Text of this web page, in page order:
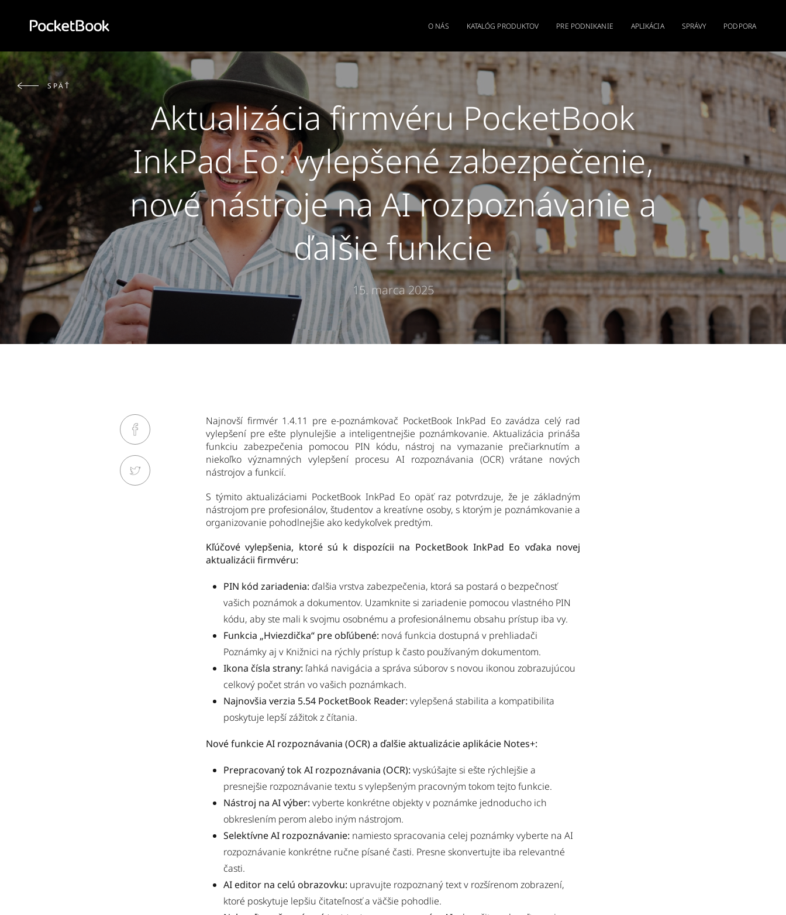
HD
O NÁS KATALÓG PRODUKTOV PRE PODNIKANIE APLIKÁCIA SPRÁVY PODPORA
Aktualizácia firmvéru PocketBook
InkPad Eo: vylepšené zabezpečenie,
nové nástroje na AI rozpoznávanie a
ďalšie funkcie
15. marca 2025
SPÄŤ
Najnovší firmvér 1.4.11 pre e-poznámkovač PocketBook InkPad Eo zavádza celý rad
vylepšení pre ešte plynulejšie a inteligentnejšie poznámkovanie. Aktualizácia prináša
funkciu zabezpečenia pomocou PIN kódu, nástroj na vymazanie prečiarknutím a
niekoľko významných vylepšení procesu AI rozpoznávania (OCR) vrátane nových
nástrojov a funkcií.
S týmito aktualizáciami PocketBook InkPad Eo opäť raz potvrdzuje, že je základným
nástrojom pre profesionálov, študentov a kreatívne osoby, s ktorým je poznámkovanie a
organizovanie pohodlnejšie ako kedykoľvek predtým.
Kľúčové vylepšenia, ktoré sú k dispozícii na PocketBook InkPad Eo vďaka novej
aktualizácii firmvéru:
PIN kód zariadenia: ďalšia vrstva zabezpečenia, ktorá sa postará o bezpečnosť
vašich poznámok a dokumentov. Uzamknite si zariadenie pomocou vlastného PIN
kódu, aby ste mali k svojmu osobnému a profesionálnemu obsahu prístup iba vy.
Funkcia „Hviezdička“ pre obľúbené: nová funkcia dostupná v prehliadači
Poznámky aj v Knižnici na rýchly prístup k často používaným dokumentom.
Ikona čísla strany: ľahká navigácia a správa súborov s novou ikonou zobrazujúcou
celkový počet strán vo vašich poznámkach.
Najnovšia verzia 5.54 PocketBook Reader: vylepšená stabilita a kompatibilita
poskytuje lepší zážitok z čítania.
Nové funkcie AI rozpoznávania (OCR) a ďalšie aktualizácie aplikácie Notes+:
Prepracovaný tok AI rozpoznávania (OCR): vyskúšajte si ešte rýchlejšie a
presnejšie rozpoznávanie textu s vylepšeným pracovným tokom tejto funkcie.
Nástroj na AI výber: vyberte konkrétne objekty v poznámke jednoducho ich
obkreslením perom alebo iným nástrojom.
Selektívne AI rozpoznávanie: namiesto spracovania celej poznámky vyberte na AI
rozpoznávanie konkrétne ručne písané časti. Presne skonvertujte iba relevantné
časti.
AI editor na celú obrazovku: upravujte rozpoznaný text v rozšírenom zobrazení,
ktoré poskytuje lepšiu čitateľnosť a väčšie pohodlie.